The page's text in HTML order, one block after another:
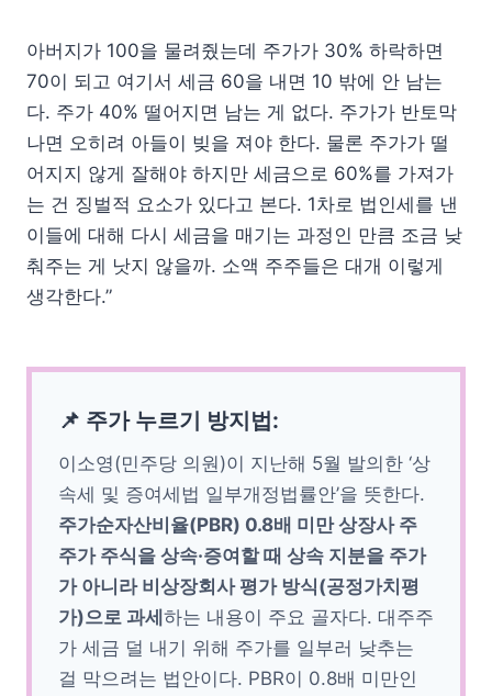
아버지가 100을 물려줬는데 주가가 30% 하락하면
70이 되고 여기서 세금 60을 내면 10 밖에 안 남는
다. 주가 40% 떨어지면 남는 게 없다. 주가가 반토막
나면 오히려 아들이 빚을 져야 한다. 물론 주가가 떨
어지지 않게 잘해야 하지만 세금으로 60%를 가져가
는 건 징벌적 요소가 있다고 본다. 1차로 법인세를 낸
이들에 대해 다시 세금을 매기는 과정인 만큼 조금 낮
춰주는 게 낫지 않을까. 소액 주주들은 대개 이렇게
생각한다.”
📌 주가 누르기 방지법:
이소영(민주당 의원)이 지난해 5월 발의한 ‘상
속세 및 증여세법 일부개정법률안’을 뜻한다.
주가순자산비율(PBR) 0.8배 미만 상장사 주
주가 주식을 상속·증여할 때 상속 지분을 주가
가 아니라 비상장회사 평가 방식(공정가치평
가)으로 과세하는 내용이 주요 골자다. 대주주
가 세금 덜 내기 위해 주가를 일부러 낮추는
걸 막으려는 법안이다. PBR이 0.8배 미만인